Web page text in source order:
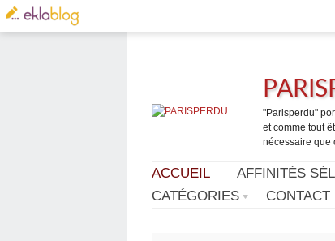
"Parisperdu"
et comme tout
nécessaire que
ACCUEIL AFFINITÉS
CATÉGORIES
CONTACT